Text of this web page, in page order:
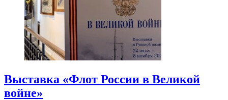
Выставка «Флот России в Великой
войне»